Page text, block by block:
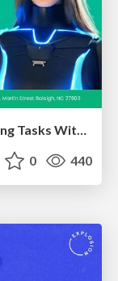
Kristin Tynski - Automating Marketing Tasks With AI
0 440